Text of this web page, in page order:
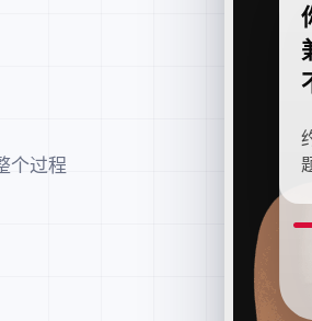
个过程